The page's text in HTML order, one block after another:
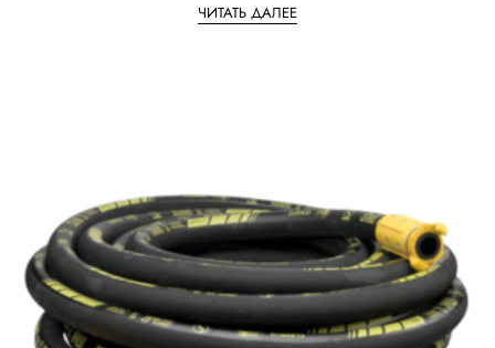
ЧИТАТЬ ДАЛЕЕ